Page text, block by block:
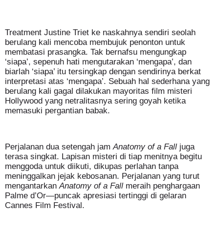
Treatment Justine Triet ke naskahnya sendiri seolah
berulang kali mencoba membujuk penonton untuk
membatasi prasangka. Tak bernafsu mengungkap
‘siapa’, sepenuh hati mengutarakan ‘mengapa’, dan
biarlah ‘siapa’ itu tersingkap dengan sendirinya berkat
interpretasi atas ‘mengapa’. Sebuah hal sederhana yang
berulang kali gagal dilakukan mayoritas film misteri
Hollywood yang netralitasnya sering goyah ketika
memasuki pergantian babak.
Perjalanan dua setengah jamAnatomy of a Fall juga
terasa singkat. Lapisan misteri di tiap menitnya begitu
menggoda untuk diikuti, dikupas perlahan tanpa
meninggalkan jejak kebosanan. Perjalanan yang turut
mengantarkanAnatomy of a Fall meraih penghargaan
Palme d’Or—puncak apresiasi tertinggi di gelaran
Cannes Film Festival.